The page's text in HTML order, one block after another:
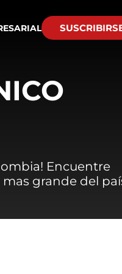
Encuentre
grande del